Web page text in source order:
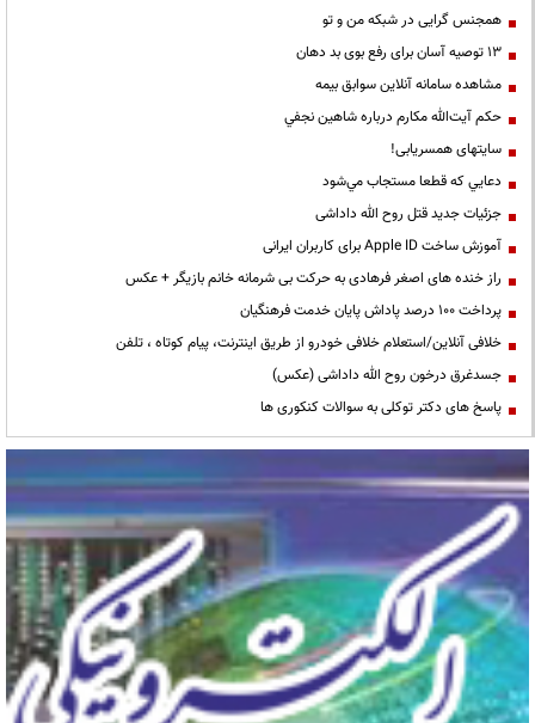
همجنس گرایی در شبکه من و تو
13 توصیه آسان برای رفع بوی بد دهان
مشاهده سامانه آنلاين سوابق بیمه
حكم آيت‌الله مكارم درباره شاهين نجفي
سایتهای همسریابی!
دعايي كه قطعا مستجاب مي‌شود
جزئیات جدید قتل روح الله داداشی
آموزش ساخت Apple ID برای کاربران ایرانی
راز خنده های اصغر فرهادی به حرکت بی شرمانه خانم بازیگر + عکس
پرداخت ۱۰۰ درصد پاداش پایان خدمت فرهنگیان
خلافی آنلاین/استعلام خلافی خودرو از طریق اینترنت، پیام کوتاه ، تلفن
جسدغرق درخون روح الله داداشی (عکس)
پاسخ های دکتر توکلی به سوالات کنکوری ها